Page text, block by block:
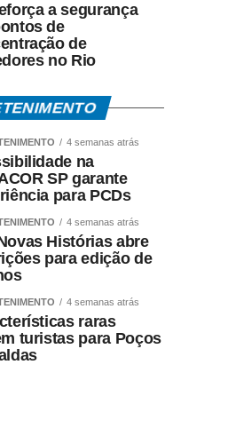
a segurança
de
de
no Rio
4 semanas atrás
na
SP garante
para PCDs
4 semanas atrás
Histórias abre
para edição de
4 semanas atrás
raras
turistas para Poços